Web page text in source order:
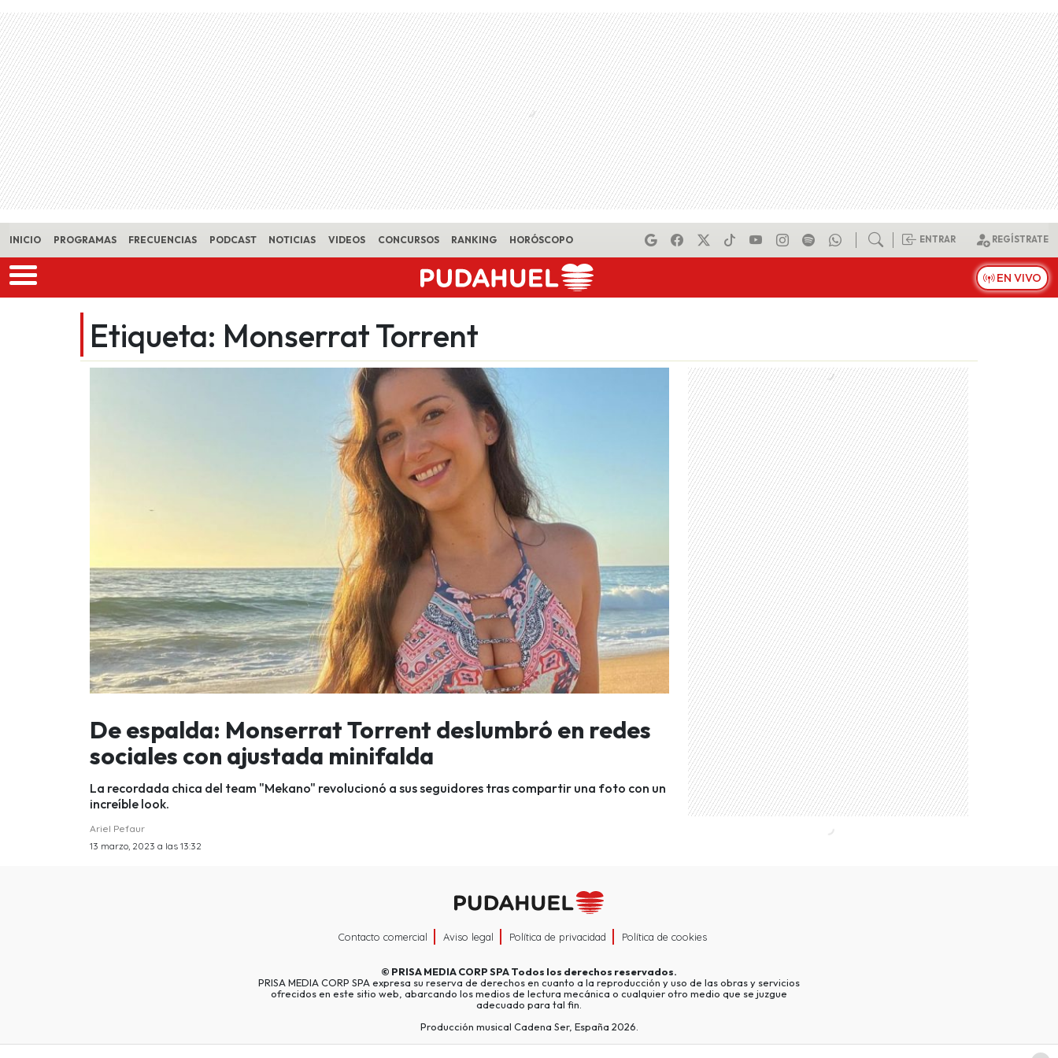
Skip to main content
INICIO PROGRAMAS FRECUENCIAS PODCAST NOTICIAS VIDEOS CONCURSOS RANKING HORÓSCOPO ENTRAR REGÍSTRATE
EN VIVO
Etiqueta: Monserrat Torrent
De espalda: Monserrat Torrent deslumbró en redes
sociales con ajustada minifalda
La recordada chica del team "Mekano" revolucionó a sus seguidores tras compartir una foto con un
increíble look.
Ariel Pefaur
13 marzo, 2023 a las 13:32
Contacto comercial Aviso legal Política de privacidad Política de cookies
© PRISA MEDIA CORP SPATodos los derechos reservados.
PRISA MEDIA CORP SPA expresa su reserva de derechos en cuanto a la reproducción y uso de las obras y servicios
ofrecidos en este sitio web, abarcando los medios de lectura mecánica o cualquier otro medio que se juzgue
adecuado para tal fin.
Producción musical Cadena Ser, España 2026.